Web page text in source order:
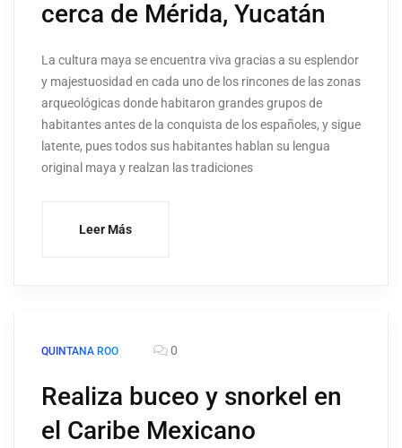
cerca de Mérida, Yucatán
La cultura maya se encuentra viva gracias a su esplendor
y majestuosidad en cada uno de los rincones de las zonas
arqueológicas donde habitaron grandes grupos de
habitantes antes de la conquista de los españoles, y sigue
latente, pues todos sus habitantes hablan su lengua
original maya y realzan las tradiciones
Leer Más
QUINTANA ROO 0
Realiza buceo y snorkel en
el Caribe Mexicano